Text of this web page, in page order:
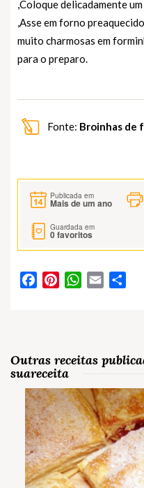
,Coloque delicadamente
,Asse em forno
muito charmosas em
para o preparo.
Fonte: Broinhas de
Publicada em
Mais de um ano
Guardada em
0favoritos
FacebookPinterestWhatsApp
Email
Outras receitas
suareceita